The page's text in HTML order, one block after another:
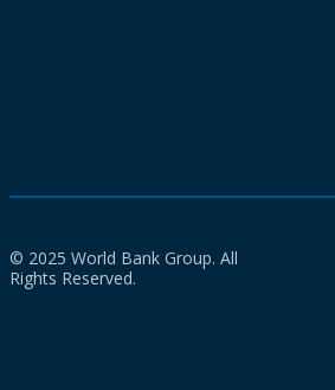
© 2025 World Bank Group. All
Rights Reserved.